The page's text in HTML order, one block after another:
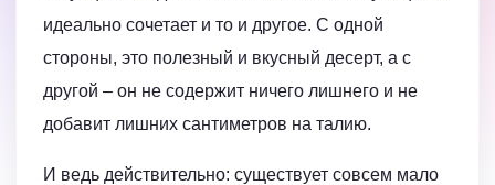
идеально сочетает и то и другое. С одной
стороны, это полезный и вкусный десерт, а с
другой – он не содержит ничего лишнего и не
добавит лишних сантиметров на талию.
И ведь действительно: существует совсем мало